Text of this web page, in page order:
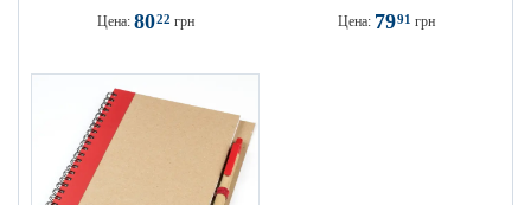
Цена: 8022 грн Цена: 7991 грн